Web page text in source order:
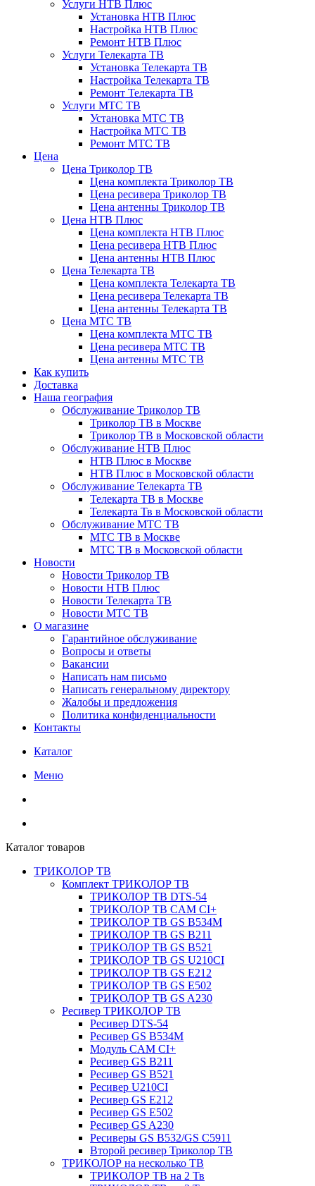
Услуги НТВ Плюс
Установка НТВ Плюс
Настройка НТВ Плюс
Ремонт НТВ Плюс
Услуги Телекарта ТВ
Установка Телекарта ТВ
Настройка Телекарта ТВ
Ремонт Телекарта ТВ
Услуги МТС ТВ
Установка МТС ТВ
Настройка МТС ТВ
Ремонт МТС ТВ
Цена
Цена Триколор ТВ
Цена комплекта Триколор ТВ
Цена ресивера Триколор ТВ
Цена антенны Триколор ТВ
Цена НТВ Плюс
Цена комплекта НТВ Плюс
Цена ресивера НТВ Плюс
Цена антенны НТВ Плюс
Цена Телекарта ТВ
Цена комплекта Телекарта ТВ
Цена ресивера Телекарта ТВ
Цена антенны Телекарта ТВ
Цена МТС ТВ
Цена комплекта МТС ТВ
Цена ресивера МТС ТВ
Цена антенны МТС ТВ
Как купить
Доставка
Наша география
Обслуживание Триколор ТВ
Триколор ТВ в Москве
Триколор ТВ в Московской области
Обслуживание НТВ Плюс
НТВ Плюс в Москве
НТВ Плюс в Московской области
Обслуживание Телекарта ТВ
Телекарта ТВ в Москве
Телекарта Тв в Московской области
Обслуживание МТС ТВ
МТС ТВ в Москве
МТС ТВ в Московской области
Новости
Новости Триколор ТВ
Новости НТВ Плюс
Новости Телекарта ТВ
Новости МТС ТВ
О магазине
Гарантийное обслуживание
Вопросы и ответы
Вакансии
Написать нам письмо
Написать генеральному директору
Жалобы и предложения
Политика конфиденциальности
Контакты
Каталог
Меню
Каталог товаров
ТРИКОЛОР ТВ
Комплект ТРИКОЛОР ТВ
ТРИКОЛОР ТВ DTS-54
ТРИКОЛОР ТВ CAM CI+
ТРИКОЛОР ТВ GS B534M
ТРИКОЛОР ТВ GS B211
ТРИКОЛОР ТВ GS B521
ТРИКОЛОР ТВ GS U210CI
ТРИКОЛОР ТВ GS E212
ТРИКОЛОР ТВ GS E502
ТРИКОЛОР ТВ GS A230
Ресивер ТРИКОЛОР ТВ
Ресивер DTS-54
Ресивер GS B534M
Модуль CAM CI+
Ресивер GS B211
Ресивер GS B521
Ресивер U210CI
Ресивер GS E212
Ресивер GS E502
Ресивер GS A230
Ресиверы GS B532/GS C5911
Второй ресивер Триколор ТВ
ТРИКОЛОР на несколько ТВ
ТРИКОЛОР ТВ на 2 Тв